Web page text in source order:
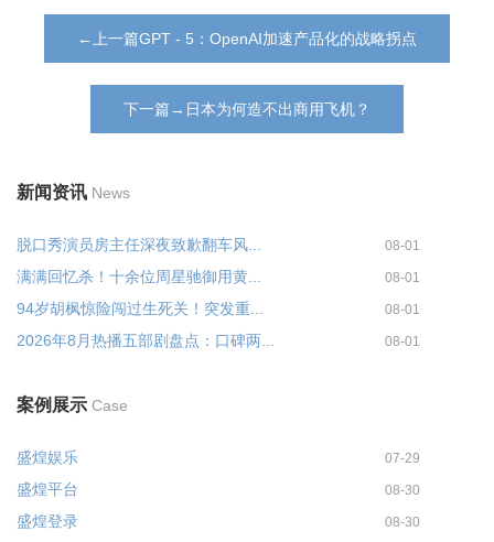
←上一篇GPT - 5：OpenAI加速产品化的战略拐点
下一篇→日本为何造不出商用飞机？
新闻资讯 News
脱口秀演员房主任深夜致歉翻车风... 08-01
满满回忆杀！十余位周星驰御用黄... 08-01
94岁胡枫惊险闯过生死关！突发重... 08-01
2026年8月热播五部剧盘点：口碑两... 08-01
案例展示 Case
盛煌娱乐 07-29
盛煌平台 08-30
盛煌登录 08-30